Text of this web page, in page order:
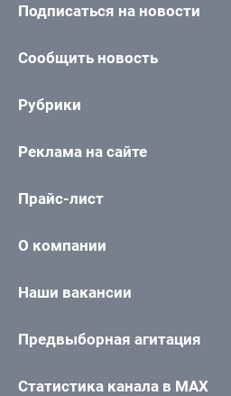
Подписаться на новости
Сообщить новость
Рубрики
Реклама на сайте
Прайс-лист
О компании
Наши вакансии
Предвыборная агитация
Статистика канала в MAX